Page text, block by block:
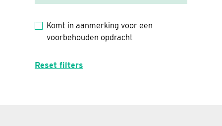
Komt in aanmerking voor een
voorbehouden opdracht
Reset filters